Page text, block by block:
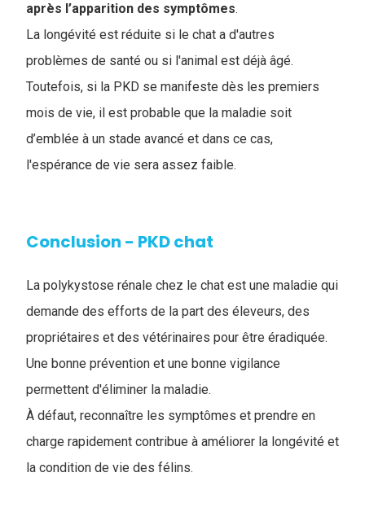
après l’apparition des symptômes.
La longévité est réduite si le chat a d'autres
problèmes de santé ou si l'animal est déjà âgé.
Toutefois, si la PKD se manifeste dès les premiers
mois de vie, il est probable que la maladie soit
d’emblée à un stade avancé et dans ce cas,
l'espérance de vie sera assez faible.
Conclusion - PKD chat
La polykystose rénale chez le chat est une maladie qui
demande des efforts de la part des éleveurs, des
propriétaires et des vétérinaires pour être éradiquée.
Une bonne prévention et une bonne vigilance
permettent d'éliminer la maladie.
À défaut, reconnaître les symptômes et prendre en
charge rapidement contribue à améliorer la longévité et
la condition de vie des félins.